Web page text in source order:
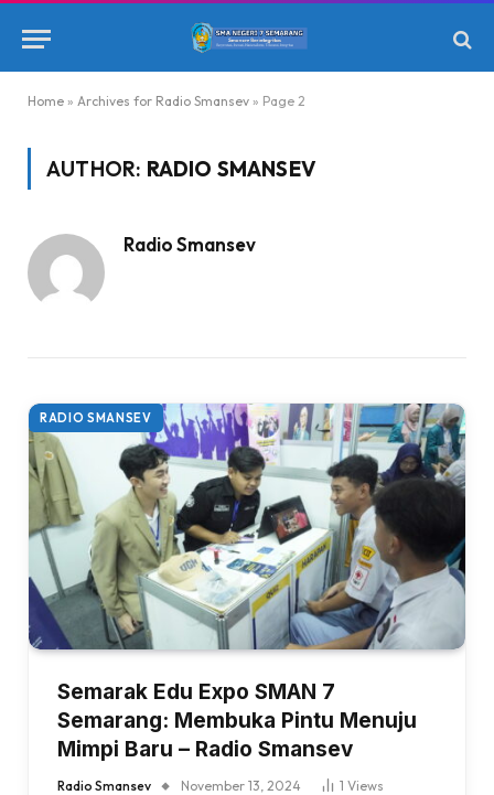
Home » Archives for Radio Smansev » Page 2
AUTHOR: RADIO SMANSEV
Radio Smansev
RADIO SMANSEV
Semarak Edu Expo SMAN 7
Semarang: Membuka Pintu Menuju
Mimpi Baru – Radio Smansev
Radio Smansev November 13, 2024 1 Views